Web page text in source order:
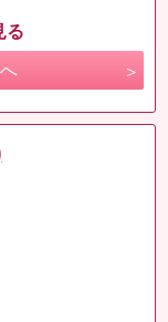
る